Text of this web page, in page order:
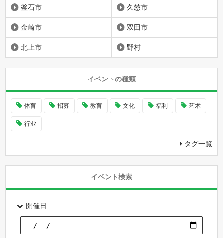
釜石市 久慈市
金崎市 双田市
北上市 野村
イベントの種類
体育 招募 教育 文化 福利 艺术
行业
タグ一覧
イベント検索
開催日